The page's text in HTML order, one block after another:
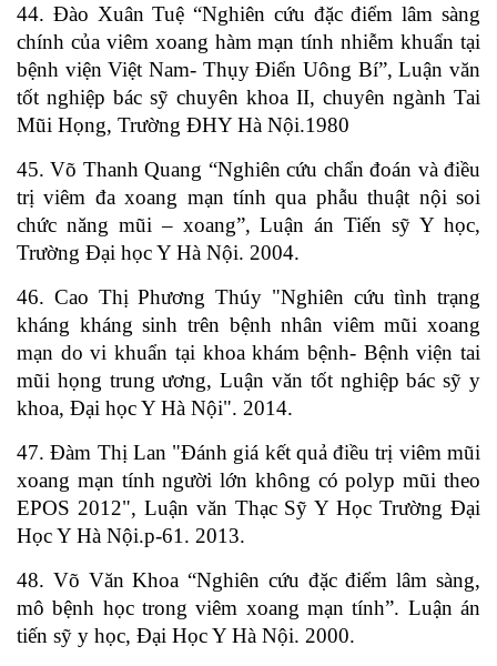
44. Đào Xuân Tuệ “Nghiên cứu đặc điểm lâm sàng
chính của viêm xoang hàm mạn tính nhiễm khuẩn tại
bệnh viện Việt Nam- Thụy Điển Uông Bí”, Luận văn
tốt nghiệp bác sỹ chuyên khoa II, chuyên ngành Tai
Mũi Họng, Trường ĐHY Hà Nội.1980
45. Võ Thanh Quang “Nghiên cứu chẩn đoán và điều
trị viêm đa xoang mạn tính qua phẫu thuật nội soi
chức năng mũi – xoang”, Luận án Tiến sỹ Y học,
Trường Đại học Y Hà Nội. 2004.
46. Cao Thị Phương Thúy "Nghiên cứu tình trạng
kháng kháng sinh trên bệnh nhân viêm mũi xoang
mạn do vi khuẩn tại khoa khám bệnh- Bệnh viện tai
mũi họng trung ương, Luận văn tốt nghiệp bác sỹ y
khoa, Đại học Y Hà Nội". 2014.
47. Đàm Thị Lan "Đánh giá kết quả điều trị viêm mũi
xoang mạn tính người lớn không có polyp mũi theo
EPOS 2012", Luận văn Thạc Sỹ Y Học Trường Đại
Học Y Hà Nội.p-61. 2013.
48. Võ Văn Khoa “Nghiên cứu đặc điểm lâm sàng,
mô bệnh học trong viêm xoang mạn tính”. Luận án
tiến sỹ y học, Đại Học Y Hà Nội. 2000.